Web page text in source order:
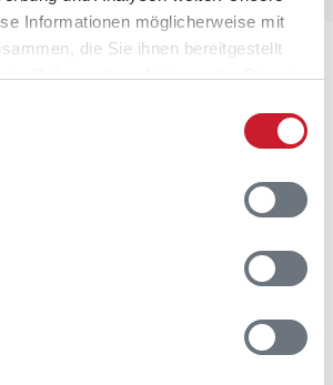
Informationen möglicherweise mit
die Sie ihnen bereitgestellt
im Rahmen Ihrer Nutzung der Dienste